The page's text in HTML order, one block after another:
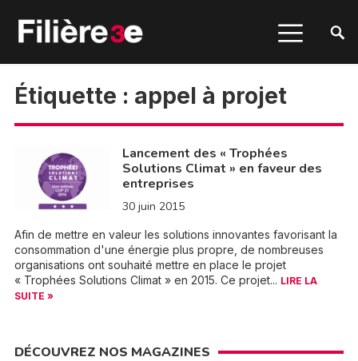
Étiquette : appel à projet
Lancement des « Trophées
Solutions Climat » en faveur des
entreprises
30 juin 2015
Afin de mettre en valeur les solutions innovantes favorisant la
consommation d'une énergie plus propre, de nombreuses
organisations ont souhaité mettre en place le projet
« Trophées Solutions Climat » en 2015. Ce projet... LIRE LA
SUITE »
DÉCOUVREZ NOS MAGAZINES